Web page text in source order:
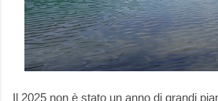
Il 2025 non è stato un anno di grandi